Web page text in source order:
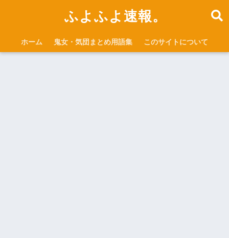
ふよふよ速報。
ホーム 鬼女・気団まとめ用語集 このサイトについて